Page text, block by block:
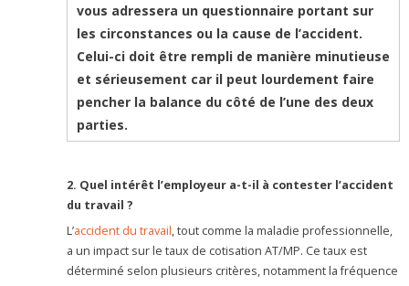
vous adressera un questionnaire portant sur
les circonstances ou la cause de l’accident.
Celui-ci doit être rempli de manière minutieuse
et sérieusement car il peut lourdement faire
pencher la balance du côté de l’une des deux
parties.
2. Quel intérêt l’employeur a-t-il à contester l’accident
du travail ?
L’accident du travail, tout comme la maladie professionnelle,
a un impact sur le taux de cotisation AT/MP. Ce taux est
déterminé selon plusieurs critères, notamment la fréquence